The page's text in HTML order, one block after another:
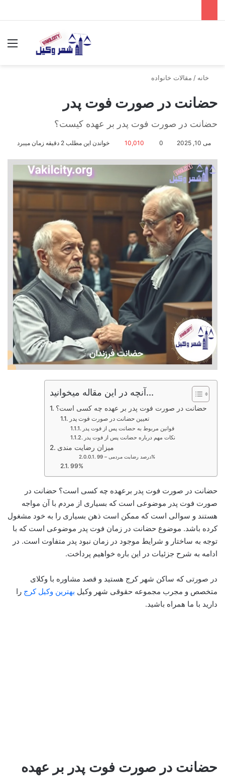
خانه / مقالات خانواده
حضانت در صورت فوت پدر
حضانت در صورت فوت پدر بر عهده کیست؟
می 10, 2025 0
10,010 خواندن این مطلب 2 دقیقه زمان میبرد
آنچه در این مقاله میخوانید...
حضانت در صورت فوت پدر بر عهده چه کسی است؟
تعیین حضانت در صورت فوت پدر
قوانین مربوط به حضانت پس از فوت پدر
نکات مهم درباره حضانت پس از فوت پدر
میزان رضایت مندی
درصد رضایت مردمی – 99%
99%
حضانت در صورت فوت پدر برعهده چه کسی است؟ حضانت در
صورت فوت پدر موضوعی است که بسیاری از مردم با آن مواجه
هستند و سوالی است که ممکن است ذهن بسیاری را به خود مشغول
کرده باشد. موضوع حضانت در زمان فوت پدر موضوعی است که با
توجه به ساختار و شرایط موجود در زمان نبود پدر متفاوت است. در
ادامه به شرح جزئیات در این باره خواهیم پرداخت.
در صورتی که ساکن شهر کرج هستید و قصد مشاوره با وکلای
متخصص و مجرب مجموعه حقوقی شهر وکیل بهترین وکیل کرج را
دارید با ما همراه باشید.
حضانت در صورت فوت پدر بر عهده